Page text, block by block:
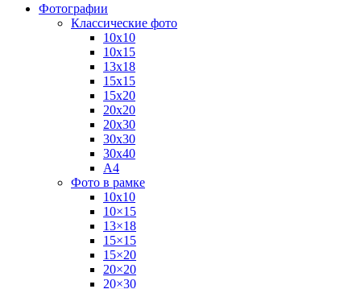
Фотографии
Классические фото
10х10
10х15
13х18
15х15
15х20
20х20
20х30
30х30
30х40
А4
Фото в рамке
10х10
10×15
13×18
15×15
15×20
20×20
20×30